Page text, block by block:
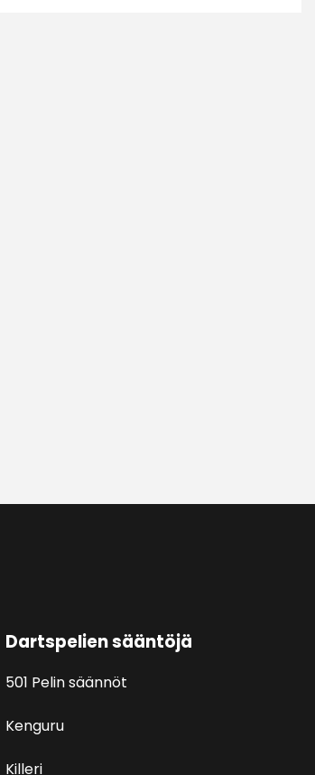
Dartspelien sääntöjä
501 Pelin säännöt
Kenguru
Killeri